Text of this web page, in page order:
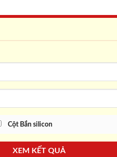
Cột Bắn silicon
XEM KẾT QUẢ